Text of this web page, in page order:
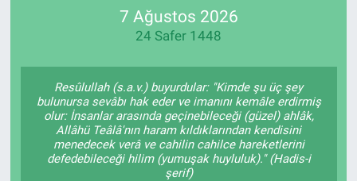
7 Ağustos 2026
24 Safer 1448
Resûlullah (s.a.v.) buyurdular: "Kimde şu üç şey
bulunursa sevâbı hak eder ve imanını kemâle erdirmiş
olur: İnsanlar arasında geçinebileceği (güzel) ahlâk,
Allâhü Teâlâ'nın haram kıldıklarından kendisini
menedecek verâ ve cahilin cahilce hareketlerini
defedebileceği hilim (yumuşak huyluluk)." (Hadis-i
şerif)
Müzik
Sağlık
Spor
TV MEDYA
KÜLTÜR SANAT